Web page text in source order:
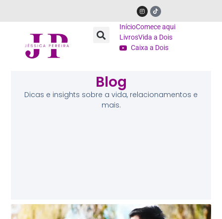
InícioComece aqui
LivrosVida a Dois
Caixa a Dois
Blog
Dicas e insights sobre a vida, relacionamentos e
mais.